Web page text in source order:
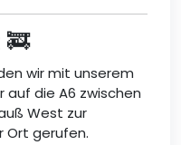
wir mit unserem
auf die A6 zwischen
West zur
Ort gerufen.